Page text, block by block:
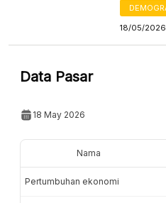
18/05/
Data Pasar
18 May 2026
Nama
Pertumbuhan ekonomi